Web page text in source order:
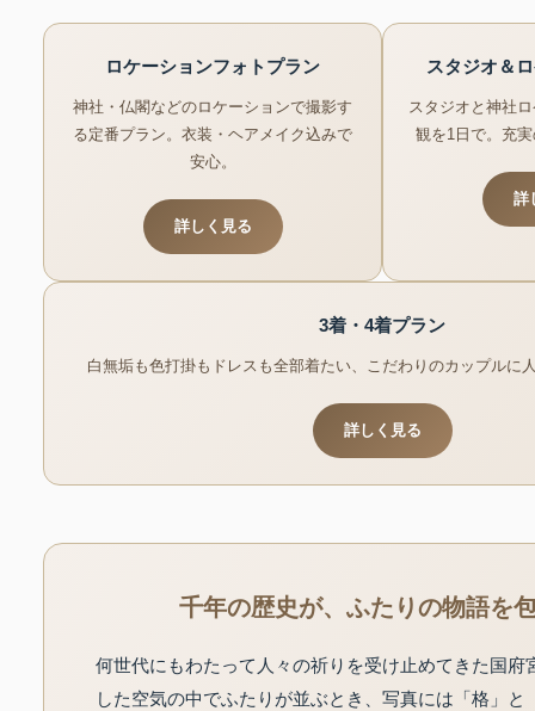
ロケーションフォトプラン
神社・仏閣などのロケーションで撮影す
る定番プラン。衣装・ヘアメイク込みで
安心。
詳しく見る
スタジオ＆
スタジオと神社
観を1日で。充
詳
3着・4着プラン
白無垢も色打掛もドレスも全部着たい、こだわりのカップルに
詳しく見る
千年の歴史が、ふたりの物語を
何世代にもわたって人々の祈りを受け止めてきた国府
した空気の中でふたりが並ぶとき、写真には「格」と